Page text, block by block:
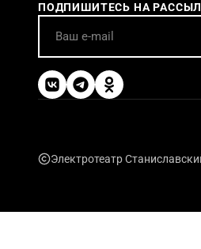
ПОДПИШИТЕСЬ НА
Электротеатр